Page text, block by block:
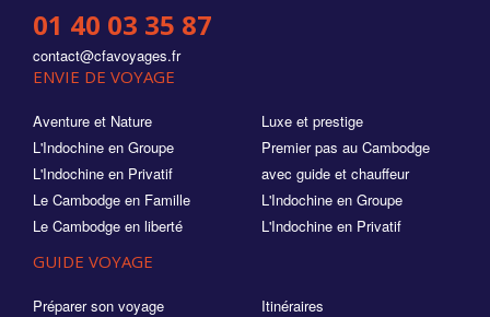
01 40 03 35 87
contact@cfavoyages.fr
ENVIE DE VOYAGE
Aventure et Nature
L'Indochine en Groupe
L'Indochine en Privatif
Le Cambodge en Famille
Le Cambodge en liberté
Luxe et prestige
Premier pas au Cambodge
avec guide et chauffeur
L'Indochine en Groupe
L'Indochine en Privatif
GUIDE VOYAGE
Préparer son voyage
Itinéraires